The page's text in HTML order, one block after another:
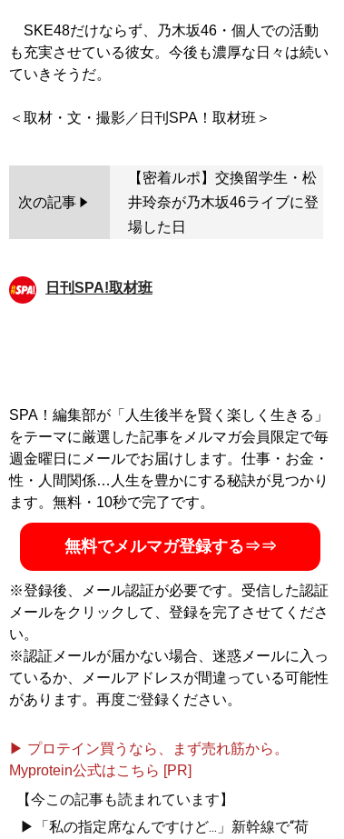
SKE48だけならず、乃木坂46・個人での活動
も充実させている彼女。今後も濃厚な日々は続い
ていきそうだ。
次の記事
【密着ルポ】交換留学生・松
井玲奈が乃木坂46ライブに登
場した日
日刊SPA!取材班
SPA！編集部が「人生後半を賢く楽しく生きる」
をテーマに厳選した記事をメルマガ会員限定で毎
週金曜日にメールでお届けします。仕事・お金・
性・人間関係…人生を豊かにする秘訣が見つかり
ます。無料・10秒で完了です。
無料でメルマガ登録する⇒⇒
※登録後、メール認証が必要です。受信した認証
メールをクリックして、登録を完了させてくださ
い。
※認証メールが届かない場合、迷惑メールに入っ
ているか、メールアドレスが間違っている可能性
があります。再度ご登録ください。
▶ プロテイン買うなら、まず売れ筋から。
Myprotein公式はこちら [PR]
【今この記事も読まれています】
▶「私の指定席なんですけど...」新幹線で“荷